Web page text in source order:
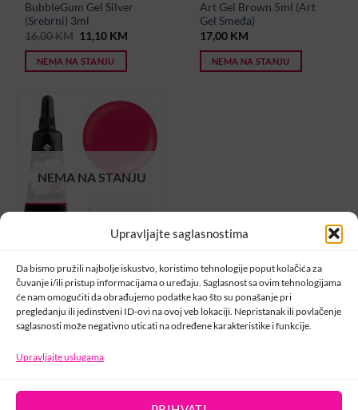
Upravljajte saglasnostima
Da bismo pružili najbolje iskustvo, koristimo tehnologije poput kolačića za
čuvanje i/ili pristup informacijama o uređaju. Saglasnost sa ovim tehnologijama
će nam omogućiti da obrađujemo podatke kao što su ponašanje pri
pregledanju ili jedinstveni ID-ovi na ovoj veb lokaciji. Nepristanak ili povlačenje
saglasnosti može negativno uticati na određene karakteristike i funkcije.
Upravljajte uslugama
BubbleGum Gel Silver
(Srebrni) 3ml
16,00KM Original
price
was:
16,00 KM.
11,10 KM
NEMA NA STANJU
Art Gel Brown 5ml (Art
Gel Smeđa)
17,00 KM
NEMA NA STANJU
NEMA NA STANJU
Art Gel Fuchsia 5ml
17,00KM
NEMA NA STANJU